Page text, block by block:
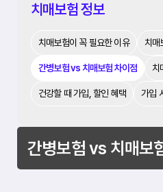
치매보험 정보
치매보험이 꼭 필요한 이유 치매
간병보험 vs 치매보험 차이점 치
건강할 때 가입, 할인 혜택 가입
간병보험 vs 치매보